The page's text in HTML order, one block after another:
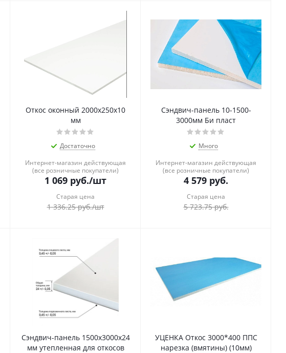
Откос оконный 2000x250x10
мм
Достаточно
Интернет-магазин действующая
(все розничные покупатели)
1 069 руб./шт
Старая цена
1 336.25руб./шт
Сэндвич-панель 10-1500-
3000мм Би пласт
Много
Интернет-магазин действующая
(все розничные покупатели)
4 579 руб.
Старая цена
5 723.75руб.
Сэндвич-панель 1500х3000х24
мм утепленная для откосов
УЦЕНКА Откос 3000*400 ППС
нарезка (вмятины) (10мм)